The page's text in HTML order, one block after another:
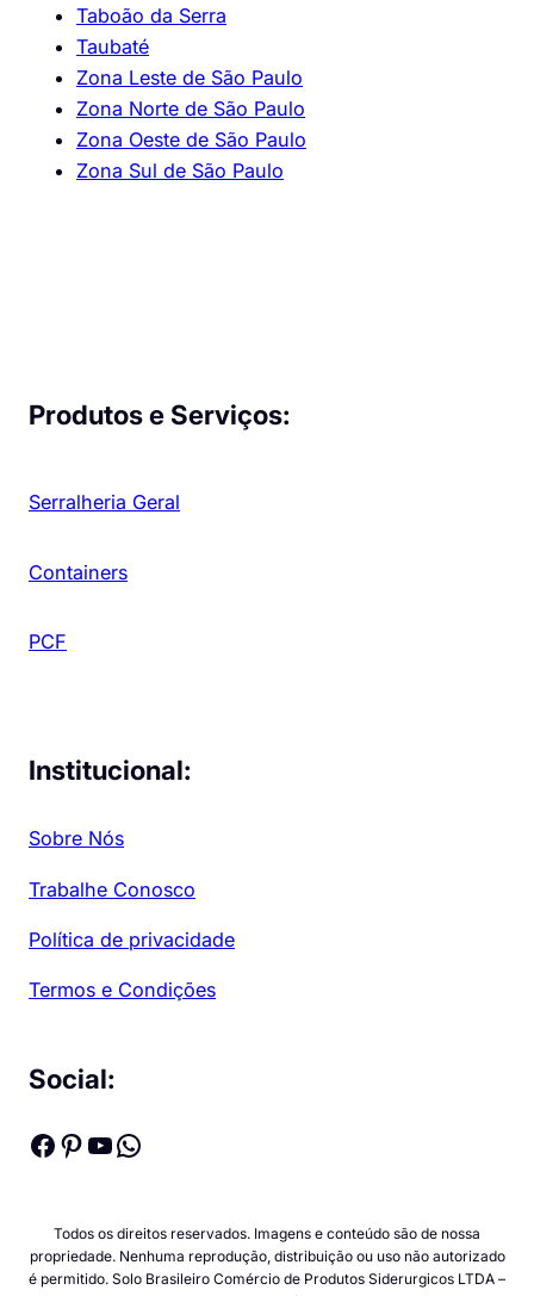
Taboão da Serra
Taubaté
Zona Leste de São Paulo
Zona Norte de São Paulo
Zona Oeste de São Paulo
Zona Sul de São Paulo
Produtos e Serviços:
Serralheria Geral
Containers
PCF
Institucional:
Sobre Nós
Trabalhe Conosco
Política de privacidade
Termos e Condições
Social:
Facebook Pinterest Youtube WhatsApp
Todos os direitos reservados. Imagens e conteúdo são de nossa
propriedade. Nenhuma reprodução, distribuição ou uso não autorizado
é permitido. Solo Brasileiro Comércio de Produtos Siderurgicos LTDA –